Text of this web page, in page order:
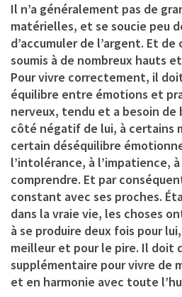
Il n’a généralement pas de
matérielles, et se soucie peu
d’accumuler de l’argent. Et
soumis à de nombreux hauts
Pour vivre correctement, il
équilibre entre émotions et
nerveux, tendu et a besoin de
côté négatif de lui, à certains
certain déséquilibre
l’intolérance, à l’impatience,
comprendre. Et par
constant avec ses proches.
dans la vraie vie, les choses
à se produire deux fois pour
meilleur et pour le pire. Il doit
supplémentaire pour vivre de
et en harmonie avec toute